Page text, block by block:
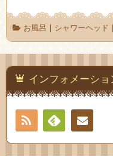
お風呂 | シャワーヘッド |
インフォメーショ
RSS
Feedlyお問